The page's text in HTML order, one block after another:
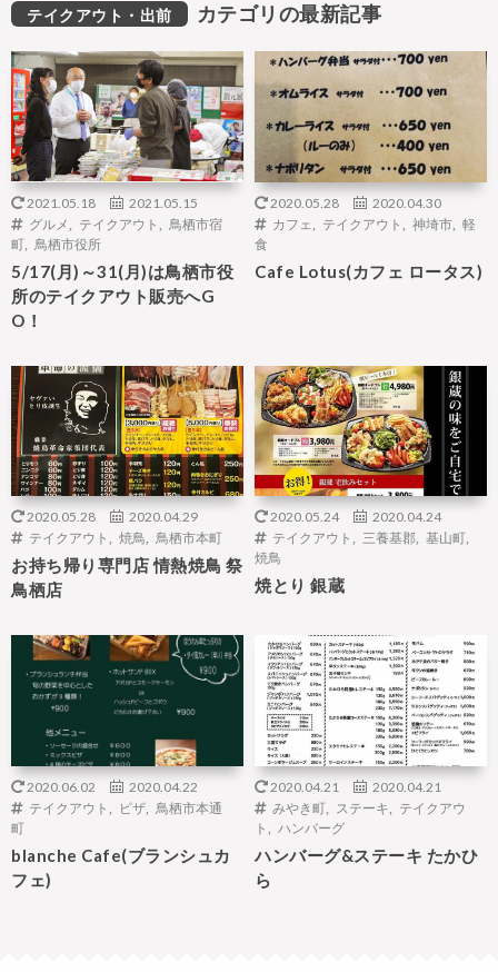
テイクアウト・出前 カテゴリの最新記事
2021.05.18 2021.05.15
グルメ テイクアウト
鳥栖市宿
町
鳥栖市役所
5/17(月)～31(月)は鳥栖市役
所のテイクアウト販売へG
O！
2020.05.28 2020.04.30
カフェ テイクアウト 神埼市
軽
食
Cafe Lotus(カフェ ロータス)
2020.05.28 2020.04.29
テイクアウト 焼鳥 鳥栖市本町
お持ち帰り専門店 情熱焼鳥 祭
鳥栖店
2020.05.24 2020.04.24
テイクアウト 三養基郡 基山町
焼鳥
焼とり 銀蔵
2020.06.02 2020.04.22
テイクアウト ピザ
鳥栖市本通
町
blanche Cafe(ブランシュカ
フェ)
2020.04.21 2020.04.21
みやき町 ステーキ
テイクアウ
ト
ハンバーグ
ハンバーグ&ステーキ たかひ
ら